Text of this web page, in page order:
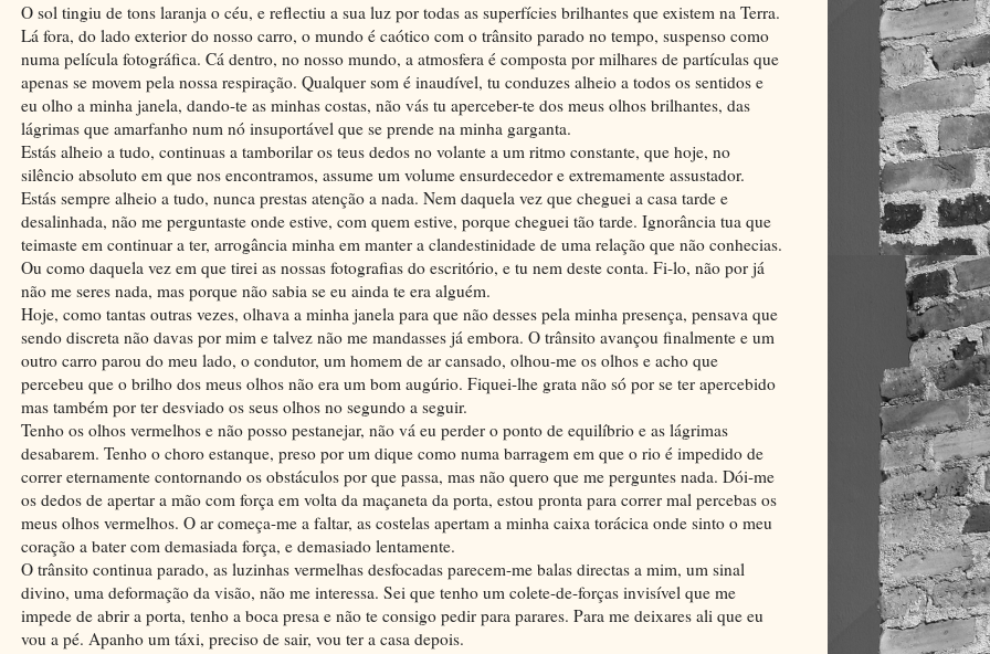
O sol tingiu de tons laranja o céu, e reflectiu a sua luz por todas as superfícies brilhantes que existem na Terra.
Lá fora, do lado exterior do nosso carro, o mundo é caótico com o trânsito parado no tempo, suspenso como
numa película fotográfica. Cá dentro, no nosso mundo, a atmosfera é composta por milhares de partículas que
apenas se movem pela nossa respiração. Qualquer som é inaudível, tu conduzes alheio a todos os sentidos e
eu olho a minha janela, dando-te as minhas costas, não vás tu aperceber-te dos meus olhos brilhantes, das
lágrimas que amarfanho num nó insuportável que se prende na minha garganta.
Estás alheio a tudo, continuas a tamborilar os teus dedos no volante a um ritmo constante, que hoje, no
silêncio absoluto em que nos encontramos, assume um volume ensurdecedor e extremamente assustador.
Estás sempre alheio a tudo, nunca prestas atenção a nada. Nem daquela vez que cheguei a casa tarde e
desalinhada, não me perguntaste onde estive, com quem estive, porque cheguei tão tarde. Ignorância tua que
teimaste em continuar a ter, arrogância minha em manter a clandestinidade de uma relação que não conhecias.
Ou como daquela vez em que tirei as nossas fotografias do escritório, e tu nem deste conta. Fi-lo, não por já
não me seres nada, mas porque não sabia se eu ainda te era alguém.
Hoje, como tantas outras vezes, olhava a minha janela para que não desses pela minha presença, pensava que
sendo discreta não davas por mim e talvez não me mandasses já embora. O trânsito avançou finalmente e um
outro carro parou do meu lado, o condutor, um homem de ar cansado, olhou-me os olhos e acho que
percebeu que o brilho dos meus olhos não era um bom augúrio. Fiquei-lhe grata não só por se ter apercebido
mas também por ter desviado os seus olhos no segundo a seguir.
Tenho os olhos vermelhos e não posso pestanejar, não vá eu perder o ponto de equilíbrio e as lágrimas
desabarem. Tenho o choro estanque, preso por um dique como numa barragem em que o rio é impedido de
correr eternamente contornando os obstáculos por que passa, mas não quero que me perguntes nada. Dói-me
os dedos de apertar a mão com força em volta da maçaneta da porta, estou pronta para correr mal percebas os
meus olhos vermelhos. O ar começa-me a faltar, as costelas apertam a minha caixa torácica onde sinto o meu
coração a bater com demasiada força, e demasiado lentamente.
O trânsito continua parado, as luzinhas vermelhas desfocadas parecem-me balas directas a mim, um sinal
divino, uma deformação da visão, não me interessa. Sei que tenho um colete-de-forças invisível que me
impede de abrir a porta, tenho a boca presa e não te consigo pedir para parares. Para me deixares ali que eu
vou a pé. Apanho um táxi, preciso de sair, vou ter a casa depois.